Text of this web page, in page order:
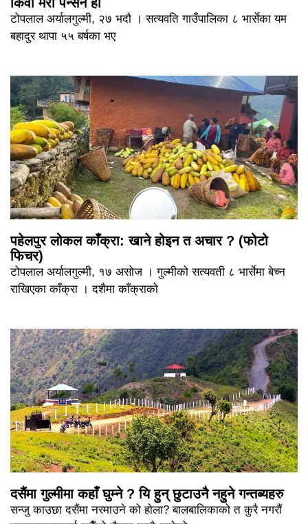
टोपलाल अर्यालगुल्मी, २७ भदौ । सत्यवति गाउँपालिका ८ भार्सेका यम
बहादुर थापा ५५ बर्षका भए
पहेलपुर लोकल काँक्रा: खाने होइन त अचार ? (फोटो
फिचर)
टोपलाल अर्यालगुल्मी, १७ असोज । गुल्मीको सत्यवती ८ भार्सेमा बेच्न
राखिएका काँक्रा । दशैमा काँक्राको
दसैंमा गुल्मीमा कहाँ घुम्ने ? यि हुन् छुटाउनै नहुने गन्तब्यहरु
सन्जु काउछा दसैंमा नरमाउने को होला? बालबालिकाको त कुरै नगरौं